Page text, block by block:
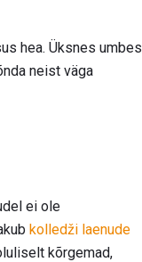
hea. Üksnes umbes
neist väga
ei ole
kolledži laenude
kõrgemad,